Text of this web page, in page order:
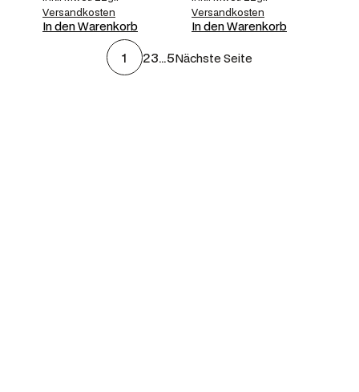
Versandkosten
In den Warenkorb
Versandkosten
In den Warenkorb
1 23…5Nächste Seite